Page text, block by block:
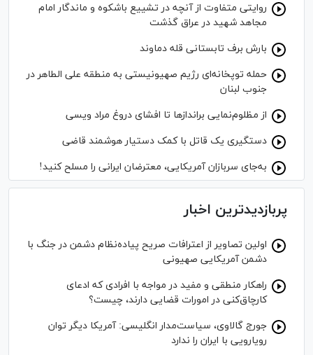
روایتی متفاوت از آنچه در تشییع باشکوه و ماندگار امام
مجاهد شهید در عراق گذشت
بارش برف تابستانی قله دماوند
حمله توپخانه‌ای رژیم صهیونیستی به منطقه علی الطاهر در
جنوب لبنان
از مظلوم‌نمایی برانداز‌ها تا افشای دروغ مراد ویسی
دستگیری یک قاتل با کمک دستیار هوشمند قاضی
به‌جای سربازان آمریکایی، معترضان ایرانی را مسلح کنید!
پربازدیدترین اخبار
اولین تصاویر از اعترافات صریح پیاده‌نظام‌ دشمن در جنگ با
دشمن آمریکایی صهیونی
راهکار منطقی و مفید در مواجه با افرادی که ادعای
کارچاق‌کنی در امورات قضایی دارند، چیست؟
جورج گالاوی، سیاست‌مدار انگلیسی: آمریکا دیگر توان
رویارویی با ایران را ندارد